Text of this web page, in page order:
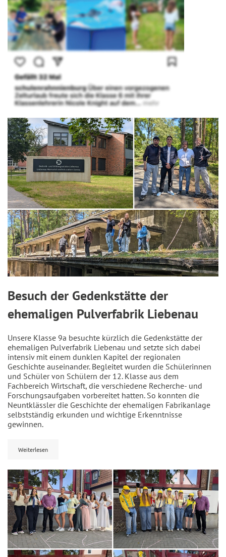
Besuch der Gedenkstätte der
ehemaligen Pulverfabrik Liebenau
Unsere Klasse 9a besuchte kürzlich die Gedenkstätte der
ehemaligen Pulverfabrik Liebenau und setzte sich dabei
intensiv mit einem dunklen Kapitel der regionalen
Geschichte auseinander. Begleitet wurden die Schülerinnen
und Schüler von Schülern der 12. Klasse aus dem
Fachbereich Wirtschaft, die verschiedene Recherche- und
Forschungsaufgaben vorbereitet hatten. So konnten die
Neuntklässler die Geschichte der ehemaligen Fabrikanlage
selbstständig erkunden und wichtige Erkenntnisse
gewinnen.
Weiterlesen